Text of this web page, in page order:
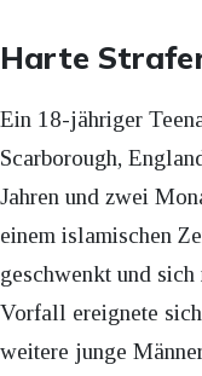
Harte
Ein 18-jähriger
Scarborough,
Jahren und zwei
einem islamischen
geschwenkt und
Vorfall ereignete
weitere junge